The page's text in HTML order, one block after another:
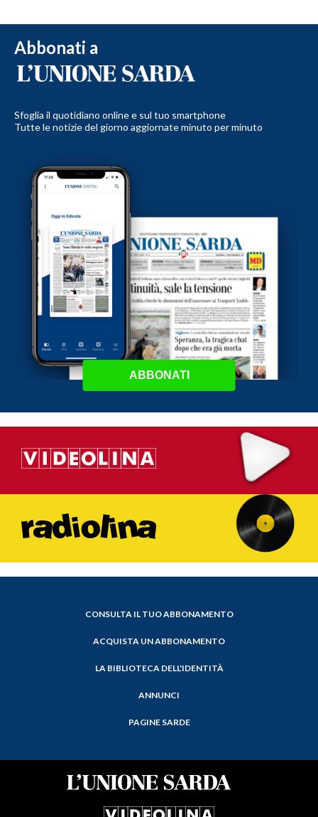
Abbonati a
Sfoglia il quotidiano online e sul tuo smartphone
Tutte le notizie del giorno aggiornate minuto per minuto
ABBONATI
CONSULTA IL TUO ABBONAMENTO
ACQUISTA UN ABBONAMENTO
LA BIBLIOTECA DELL'IDENTITÀ
ANNUNCI
PAGINE SARDE